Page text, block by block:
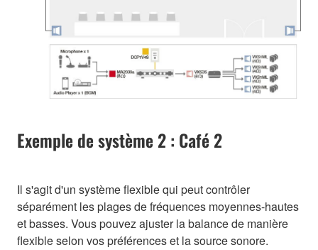
Exemple de système 2 : Café 2
Il s'agit d'un système flexible qui peut contrôler
séparément les plages de fréquences moyennes-hautes
et basses. Vous pouvez ajuster la balance de manière
flexible selon vos préférences et la source sonore.